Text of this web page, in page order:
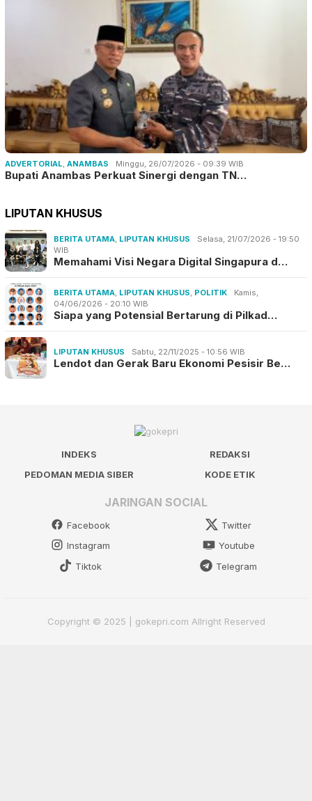
ADVERTORIAL, ANAMBAS Minggu, 26/07/2026 - 09:39 WIB
Bupati Anambas Perkuat Sinergi dengan TN…
LIPUTAN KHUSUS
BERITA UTAMA, LIPUTAN KHUSUS
Selasa, 21/07/2026 - 19:50
WIB
Memahami Visi Negara Digital Singapura d…
BERITA UTAMA, LIPUTAN KHUSUS, POLITIK
Kamis,
04/06/2026 - 20:10 WIB
Siapa yang Potensial Bertarung di Pilkad…
LIPUTAN KHUSUS Sabtu, 22/11/2025 - 10:56 WIB
Lendot dan Gerak Baru Ekonomi Pesisir Be…
INDEKS
REDAKSI
PEDOMAN MEDIA SIBER
KODE ETIK
JARINGAN SOCIAL
Facebook
Twitter
Instagram
Youtube
Tiktok
Telegram
Copyright © 2025 | gokepri.com Allright Reserved